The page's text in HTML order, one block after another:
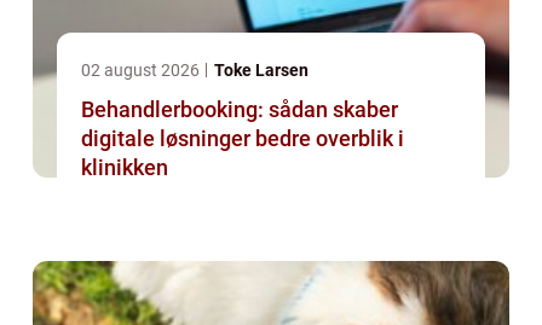
02 august 2026 Toke Larsen
Behandlerbooking: sådan skaber
digitale løsninger bedre overblik i
klinikken